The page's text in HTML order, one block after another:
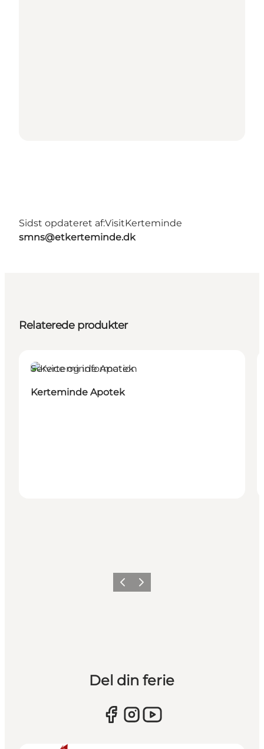
Sidst opdateret af:VisitKerteminde
smns@etkerteminde.dk
Relaterede produkter
Service og information
Kerteminde Apotek
ForrigeNæste
Del din ferie